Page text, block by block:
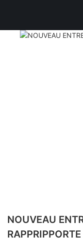
NOUVEAU
RAPPRIPPORTE